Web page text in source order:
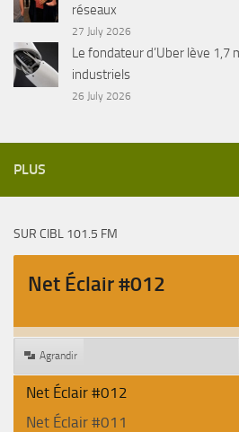
réseaux
27 July 2026
Le fondateur d’Uber lève 1,7
industriels
26 July 2026
PLUS
SUR CIBL 101.5 FM
Net Éclair #012
Agrandir
Net Éclair #012
Net Éclair #011